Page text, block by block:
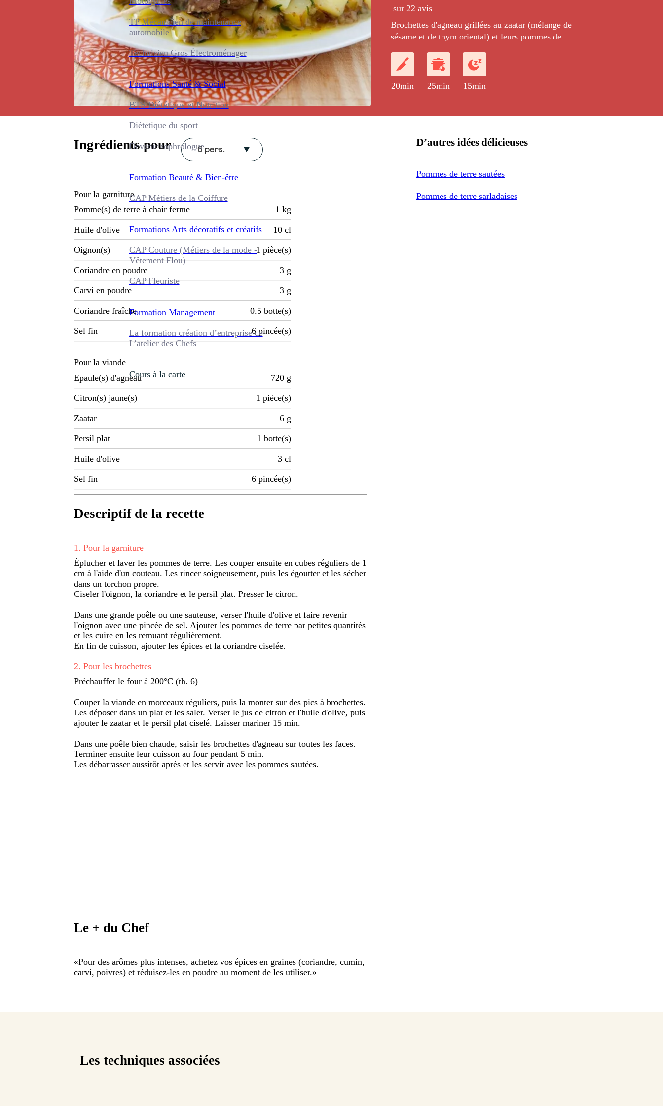
TP Mécanicien de maintenance
automobile
Technicien Gros Électroménager
Formations Santé & Social
BTS Diététique et Nutrition
Diététique du sport
Devenir sophrologue
Formation Beauté & Bien-être
CAP Métiers de la Coiffure
Formations Arts décoratifs et créatifs
CAP Couture (Métiers de la mode -
Vêtement Flou)
CAP Fleuriste
Formation Management
La formation création d’entreprise de
L’atelier des Chefs
Cours à la carte
sur 22 avis
Brochettes d'agneau grillées au zaatar (mélange de
sésame et de thym oriental) et leurs pommes de
l'huile d'olive.
20min 25min 15min
Ingrédients pour 6 pers.
Pour la garniture
Pomme(s) de terre à chair ferme
1 kg
Huile d'olive 10 cl
Oignon(s) 1 pièce(s)
Coriandre en poudre 3 g
Carvi en poudre 3 g
Coriandre fraîche 0.5 botte(s)
Sel fin 6 pincée(s)
Pour la viande
Epaule(s) d'agneau
720 g
Citron(s) jaune(s) 1 pièce(s)
Zaatar 6 g
Persil plat 1 botte(s)
Huile d'olive 3 cl
Sel fin 6 pincée(s)
Descriptif de la recette
1 . Pour la garniture
Éplucher et laver les pommes de terre. Les couper ensuite en cubes réguliers de 1
cm à l'aide d'un couteau. Les rincer soigneusement, puis les égoutter et les sécher
dans un torchon propre.
Ciseler l'oignon, la coriandre et le persil plat. Presser le citron.
Dans une grande poêle ou une sauteuse, verser l'huile d'olive et faire revenir
l'oignon avec une pincée de sel. Ajouter les pommes de terre par petites quantités
et les cuire en les remuant régulièrement.
En fin de cuisson, ajouter les épices et la coriandre ciselée.
2. Pour les brochettes
Préchauffer le four à 200°C (th. 6)
Couper la viande en morceaux réguliers, puis la monter sur des pics à brochettes.
Les déposer dans un plat et les saler. Verser le jus de citron et l'huile d'olive, puis
ajouter le zaatar et le persil plat ciselé. Laisser mariner 15 min.
Dans une poêle bien chaude, saisir les brochettes d'agneau sur toutes les faces.
Terminer ensuite leur cuisson au four pendant 5 min.
Les débarrasser aussitôt après et les servir avec les pommes sautées.
Le + du Chef
«Pour des arômes plus intenses, achetez vos épices en graines (coriandre, cumin,
carvi, poivres) et réduisez-les en poudre au moment de les utiliser.»
D’autres idées délicieuses
Pommes de terre sautées
Pommes de terre sarladaises
Les techniques associées